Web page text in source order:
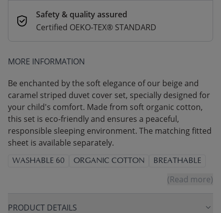
Safety & quality assured
Certified OEKO-TEX® STANDARD
MORE INFORMATION
Be enchanted by the soft elegance of our beige and
caramel striped duvet cover set, specially designed for
your child's comfort. Made from soft organic cotton,
this set is eco-friendly and ensures a peaceful,
responsible sleeping environment. The matching fitted
sheet is available separately.
WASHABLE 60 ORGANIC COTTON BREATHABLE
(Read more)
PRODUCT DETAILS